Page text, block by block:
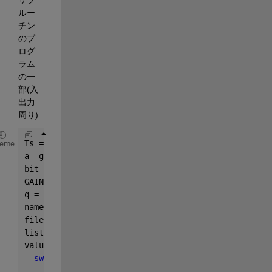
ルー
チン
のプ
ログ
ラム
の一
部(入
出力
周り)
Ts =1;
a =gain;
bit = 1;
GAIN = dither_value;
q = 1/2^bit;
names = strcat(
filename = names;
listing = dir(filename);
value = getfield(listing,
switch